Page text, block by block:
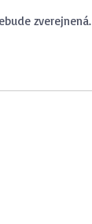
zverejnená.